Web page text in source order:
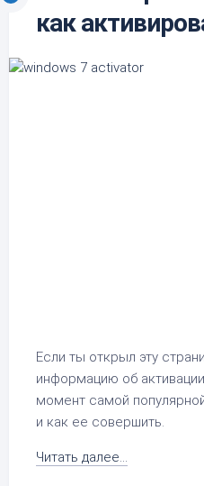
как
Если ты открыл эту
информацию об
момент самой
и как ее совершить.
Читать далее...